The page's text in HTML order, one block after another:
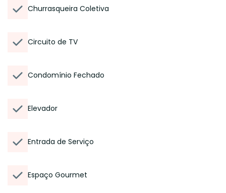
Churrasqueira Coletiva
Circuito de TV
Condomínio Fechado
Elevador
Entrada de Serviço
Espaço Gourmet